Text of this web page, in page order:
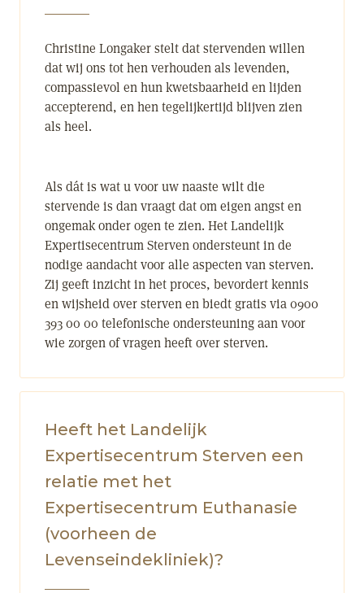
Christine Longaker stelt dat stervenden willen
dat wij ons tot hen verhouden als levenden,
compassievol en hun kwetsbaarheid en lijden
accepterend, en hen tegelijkertijd blijven zien
als heel.
Als dát is wat u voor uw naaste wilt die
stervende is dan vraagt dat om eigen angst en
ongemak onder ogen te zien. Het Landelijk
Expertisecentrum Sterven ondersteunt in de
nodige aandacht voor alle aspecten van sterven.
Zij geeft inzicht in het proces, bevordert kennis
en wijsheid over sterven en biedt gratis via 0900
393 00 00 telefonische ondersteuning aan voor
wie zorgen of vragen heeft over sterven.
Heeft het Landelijk
Expertisecentrum Sterven een
relatie met het
Expertisecentrum Euthanasie
(voorheen de
Levenseindekliniek)?